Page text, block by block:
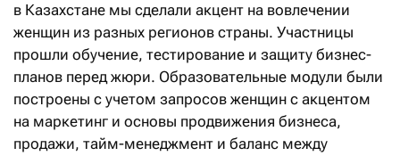
в Казахстане мы сделали акцент на вовлечении
женщин из разных регионов страны. Участницы
прошли обучение, тестирование и защиту бизнес-
планов перед жюри. Образовательные модули были
построены с учетом запросов женщин с акцентом
на маркетинг и основы продвижения бизнеса,
продажи, тайм-менеджмент и баланс между